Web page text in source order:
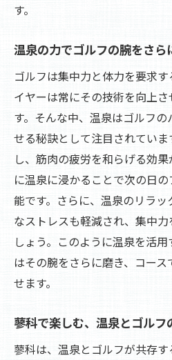
す。
温泉の力でゴルフの腕をさら
ゴルフは集中力と体力を要求
イヤーは常にその技術を向上
す。そんな中、温泉はゴルフ
せる秘訣として注目されてい
し、筋肉の疲労を和らげる効
に温泉に浸かることで次の日
能です。さらに、温泉のリラ
なストレスも軽減され、集中
しょう。このように温泉を活
はその腕をさらに磨き、コー
せます。
蓼科で楽しむ、温泉とゴルフ
蓼科は、温泉とゴルフが共存